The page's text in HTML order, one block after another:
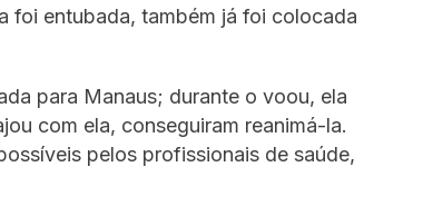
foi entubada, também já foi colocada
para Manaus; durante o voou, ela
com ela, conseguiram reanimá-la.
pelos profissionais de saúde,